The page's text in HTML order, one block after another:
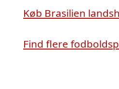
Køb Brasilien
Find flere